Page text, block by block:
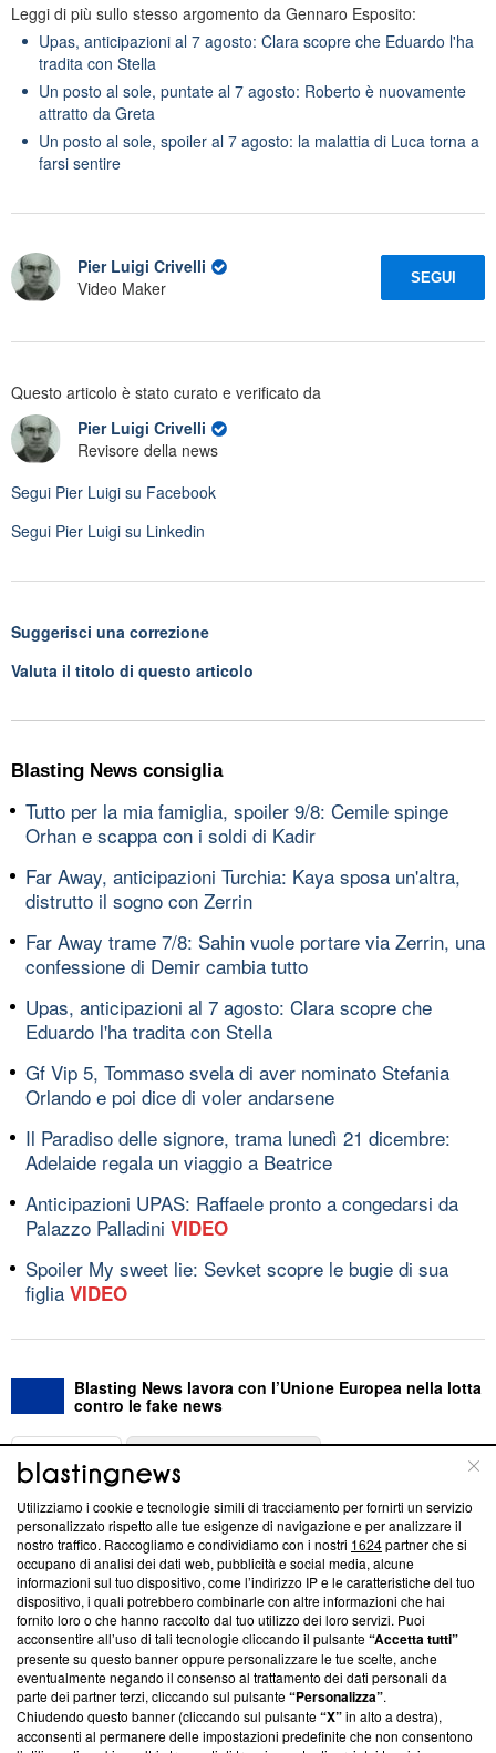
Leggi di più sullo stesso argomento da Gennaro Esposito:
Upas, anticipazioni al 7 agosto: Clara scopre che Eduardo l'ha
tradita con Stella
Un posto al sole, puntate al 7 agosto: Roberto è nuovamente
attratto da Greta
Un posto al sole, spoiler al 7 agosto: la malattia di Luca torna a
farsi sentire
Pier Luigi Crivelli
Video Maker
SEGUI
Questo articolo è stato curato e verificato da
Pier Luigi Crivelli
Revisore della news
Segui Pier Luigi su Facebook
Segui Pier Luigi su Linkedin
Suggerisci una correzione
Valuta il titolo di questo articolo
Blasting News consiglia
Tutto per la mia famiglia, spoiler 9/8: Cemile spinge
Orhan e scappa con i soldi di Kadir
Far Away, anticipazioni Turchia: Kaya sposa un'altra,
distrutto il sogno con Zerrin
Far Away trame 7/8: Sahin vuole portare via Zerrin, una
confessione di Demir cambia tutto
Upas, anticipazioni al 7 agosto: Clara scopre che
Eduardo l'ha tradita con Stella
Gf Vip 5, Tommaso svela di aver nominato Stefania
Orlando e poi dice di voler andarsene
Il Paradiso delle signore, trama lunedì 21 dicembre:
Adelaide regala un viaggio a Beatrice
Anticipazioni UPAS: Raffaele pronto a congedarsi da
Palazzo Palladini VIDEO
Spoiler My sweet lie: Sevket scopre le bugie di sua
figlia VIDEO
Blasting News lavora con l’Unione Europea nella lotta
contro le fake news
ABOUT
Questa sezione offre informazioni trasparenti su Blasting
News, sui nostri processi editoriali e su come ci impegniamo a
creare news di qualità. Inoltre, afferma la nostra aderenza a
‘Trust Project - News with Integrity’Blasting News non è
ancora membro del programma, ma ha richiesto di farne
parte; Trust Project non ha ancora effettuato una verifica di
conformità agli standard.
Su di noi
Team editoriale
Utilizziamo i cookie e tecnologie simili di tracciamento per fornirti un servizio
personalizzato rispetto alle tue esigenze di navigazione e per analizzare il
nostro traffico. Raccogliamo e condividiamo con i nostri 1624partner che si
occupano di analisi dei dati web, pubblicità e social media, alcune
informazioni sul tuo dispositivo, come l’indirizzo IP e le caratteristiche del tuo
dispositivo, i quali potrebbero combinarle con altre informazioni che hai
fornito loro o che hanno raccolto dal tuo utilizzo dei loro servizi. Puoi
acconsentire all’uso di tali tecnologie cliccando il pulsante“Accetta tutti”
presente su questo banner oppure personalizzare le tue scelte, anche
eventualmente negando il consenso al trattamento dei dati personali da
parte dei partner terzi, cliccando sul pulsante“Personalizza”.
Chiudendo questo banner (cliccando sul pulsante“X”in alto a destra),
acconsenti al permanere delle impostazioni predefinite che non consentono